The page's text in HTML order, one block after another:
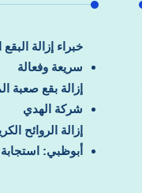
خبراء إزالة
سريعة وفعالة
إزالة بقع صعبة
شركة الهدي
إزالة الروائح
أبوظبي: